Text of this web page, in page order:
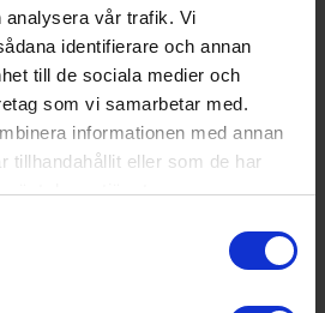
vår trafik. Vi
identifierare och annan
till de sociala medier och
som vi samarbetar med.
informationen med annan
tillhandahållit eller som de har
deras tjänster.
Ja
Nej
Nej
Nej):
Nej